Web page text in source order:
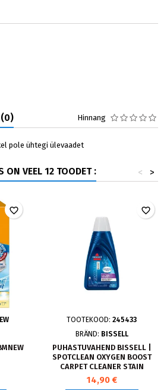
(0) Hinnang
pole ühtegi ülevaadet
ON VEEL 12 TOODET : >
<
favorite_border
TOOTEKOOD: 245433
BRÄND: BISSELL
PUHASTUVAHEND BISSELL |
SPOTCLEAN OXYGEN BOOST
CARPET CLEANER STAIN
REMOVAL | 1000 ML 1134N
14,90 €
favorite_border